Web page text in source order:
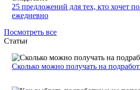
25 предложений для тех, кто хочет
ежедневно
Посмотреть все
Статьи
Сколько можно получать на